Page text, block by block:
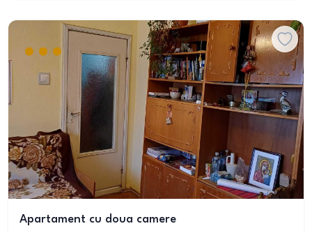
Apartament cu doua camere